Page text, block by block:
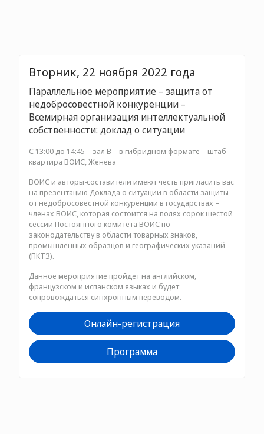
Вторник, 22 ноября 2022 года
Параллельное мероприятие – защита от
недобросовестной конкуренции –
Всемирная организация интеллектуальной
собственности: доклад о ситуации
С 13:00 до 14:45 – зал B – в гибридном формате – штаб-
квартира ВОИС, Женева
ВОИС и авторы-составители имеют честь пригласить вас
на презентацию Доклада о ситуации в области защиты
от недобросовестной конкуренции в государствах –
членах ВОИС, которая состоится на полях сорок шестой
сессии Постоянного комитета ВОИС по
законодательству в области товарных знаков,
промышленных образцов и географических указаний
(ПКТЗ).
Данное мероприятие пройдет на английском,
французском и испанском языках и будет
сопровождаться синхронным переводом.
Онлайн-регистрация
Программа